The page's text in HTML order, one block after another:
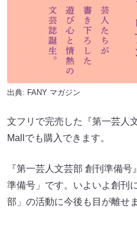
出典: FANY マガジン
文フリで完売した『第一芸人
Mallでも購入できます。
『第一芸人文芸部 創刊準備
準備号」です。いよいよ創刊
部」の活動に今後も目が離せ